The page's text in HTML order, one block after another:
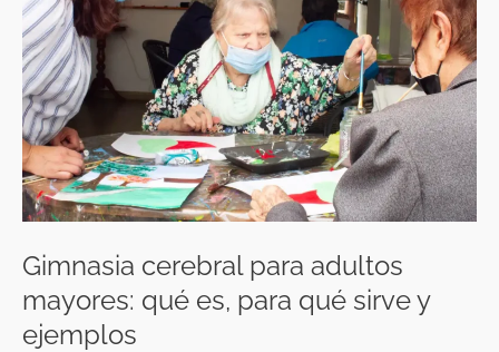
Gimnasia cerebral para adultos
mayores: qué es, para qué sirve y
ejemplos
adultos
mayores:
qué
es,
para
qué
sirve
y
ejemplos